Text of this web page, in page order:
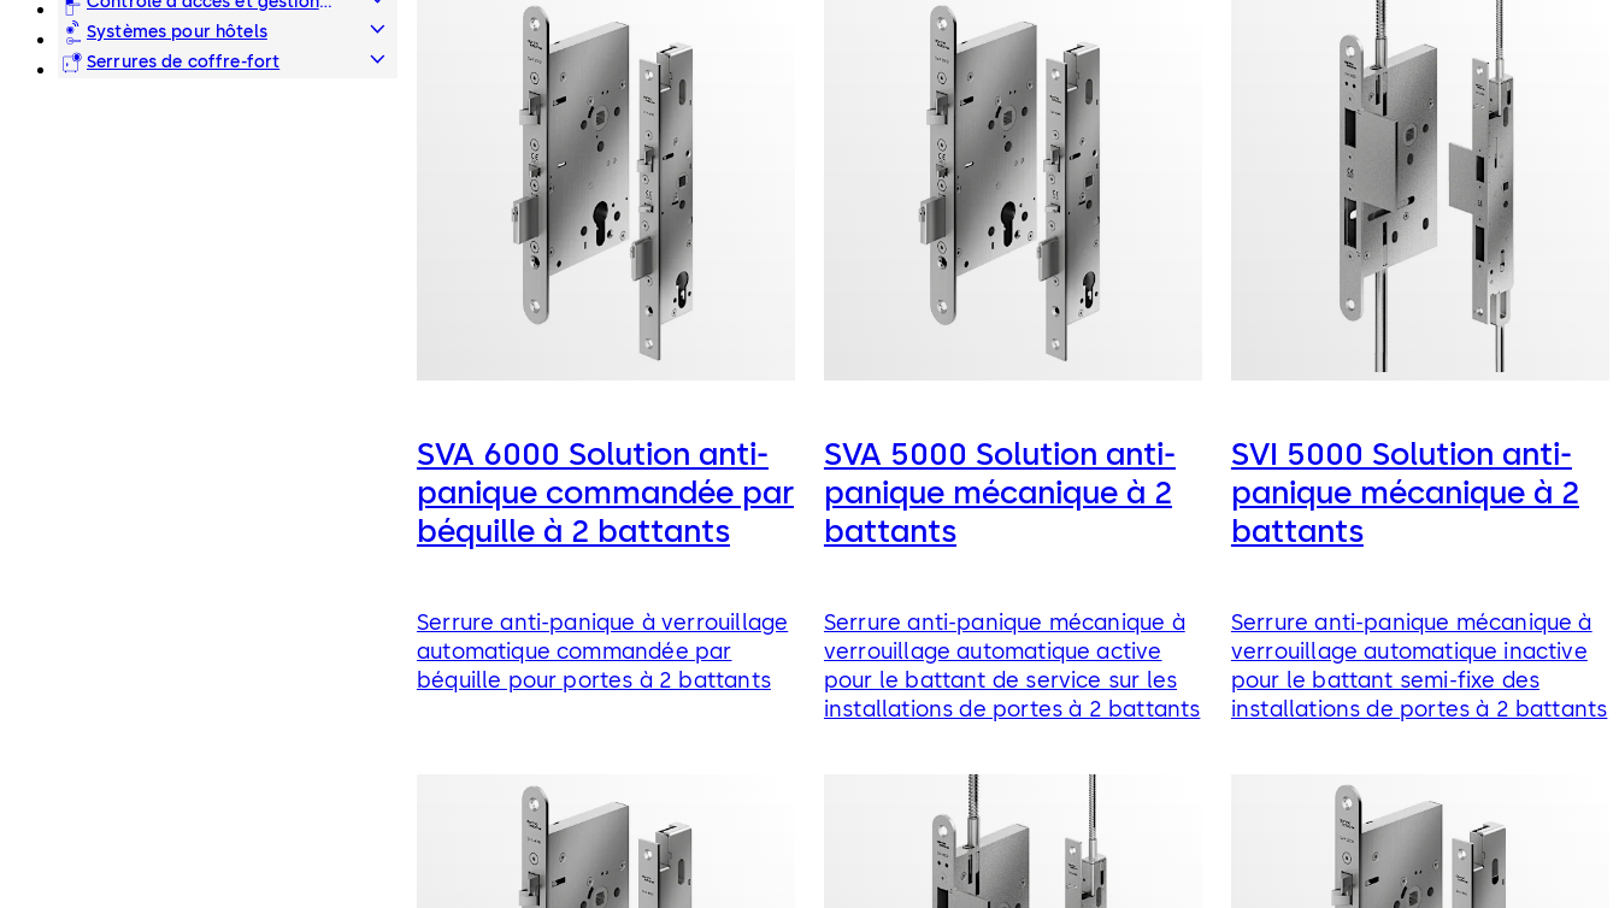
des temps
Systèmes pour hôtels
Serrures de coffre-fort
SVA 6000 Solution anti-
panique commandée par
béquille à 2 battants
Serrure anti-panique à verrouillage
automatique commandée par
béquille pour portes à 2 battants
SVA 5000 Solution anti-
panique mécanique à 2
battants
Serrure anti-panique mécanique à
verrouillage automatique active
pour le battant de service sur les
installations de portes à 2 battants
SVI 5000 Solution anti-
panique mécanique à 2
battants
Serrure anti-panique mécanique à
verrouillage automatique inactive
pour le battant semi-fixe des
installations de portes à 2 battants